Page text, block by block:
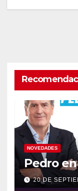
NOVEDADES
Pedro
20 DE